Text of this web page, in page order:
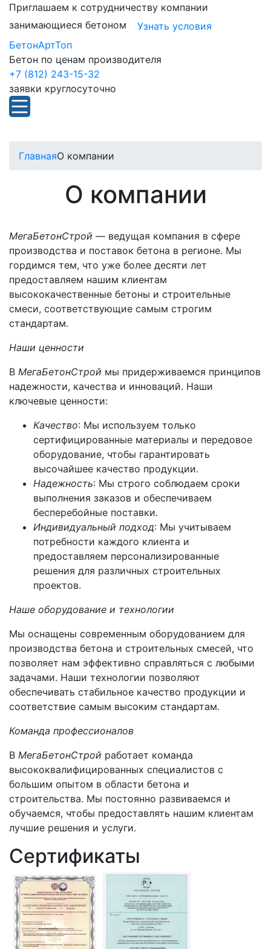
Приглашаем к сотрудничеству компании
занимающиеся бетоном
Узнать условия
БетонАртТоп
Бетон по ценам производителя
+7 (812) 243-15-32
заявки круглосуточно
ГлавнаяО компании
О компании
МегаБетонСтрой — ведущая компания в сфере
производства и поставок бетона в регионе. Мы
гордимся тем, что уже более десяти лет
предоставляем нашим клиентам
высококачественные бетоны и строительные
смеси, соответствующие самым строгим
стандартам.
Наши ценности
В МегаБетонСтрой мы придерживаемся принципов
надежности, качества и инноваций. Наши
ключевые ценности:
Качество: Мы используем только
сертифицированные материалы и передовое
оборудование, чтобы гарантировать
высочайшее качество продукции.
Надежность: Мы строго соблюдаем сроки
выполнения заказов и обеспечиваем
бесперебойные поставки.
Индивидуальный подход: Мы учитываем
потребности каждого клиента и
предоставляем персонализированные
решения для различных строительных
проектов.
Наше оборудование и технологии
Мы оснащены современным оборудованием для
производства бетона и строительных смесей, что
позволяет нам эффективно справляться с любыми
задачами. Наши технологии позволяют
обеспечивать стабильное качество продукции и
соответствие самым высоким стандартам.
Команда профессионалов
В МегаБетонСтрой работает команда
высококвалифицированных специалистов с
большим опытом в области бетона и
строительства. Мы постоянно развиваемся и
обучаемся, чтобы предоставлять нашим клиентам
лучшие решения и услуги.
Сертификаты